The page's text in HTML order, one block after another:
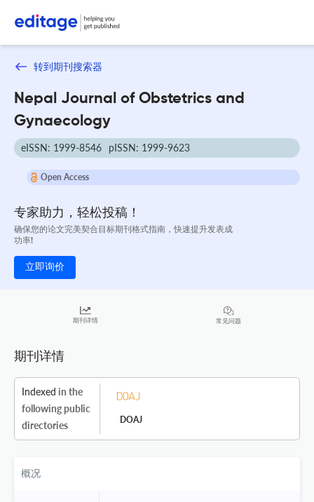
转到期刊搜索器
Nepal Journal of Obstetrics and
Gynaecology
eISSN: 1999-8546 pISSN: 1999-9623
Open Access
专家助力，轻松投稿！
确保您的论文完美契合目标期刊格式指南，快速提升发表成
功率!
立即询价
期刊详情 常见问题
期刊详情
Indexed in the
following public
directories
DOAJ
概况